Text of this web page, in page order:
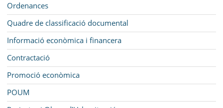
Ordenances
Quadre de classificació documental
Informació econòmica i financera
Contractació
Promoció econòmica
POUM